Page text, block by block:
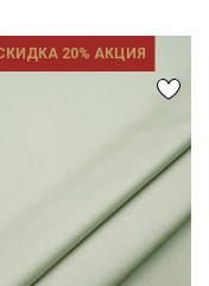
вашего монитора и в
20% АКЦИЯ